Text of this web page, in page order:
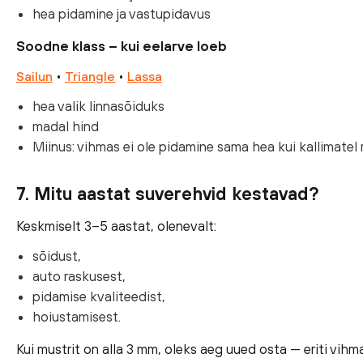
hea pidamine ja vastupidavus
Soodne klass – kui eelarve loeb
Sailun • Triangle • Lassa
hea valik linnasõiduks
madal hind
Miinus: vihmas ei ole pidamine sama hea kui kallimatel
7. Mitu aastat suverehvid kestavad?
Keskmiselt 3–5 aastat, olenevalt:
sõidust,
auto raskusest,
pidamise kvaliteedist,
hoiustamisest.
Kui mustrit on alla 3 mm, oleks aeg uued osta — eriti